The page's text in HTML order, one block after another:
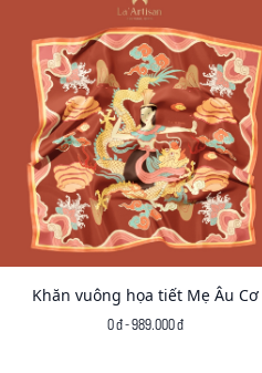
Khăn vuông họa tiết Mẹ Âu Cơ
0 đ - 989.000 đ